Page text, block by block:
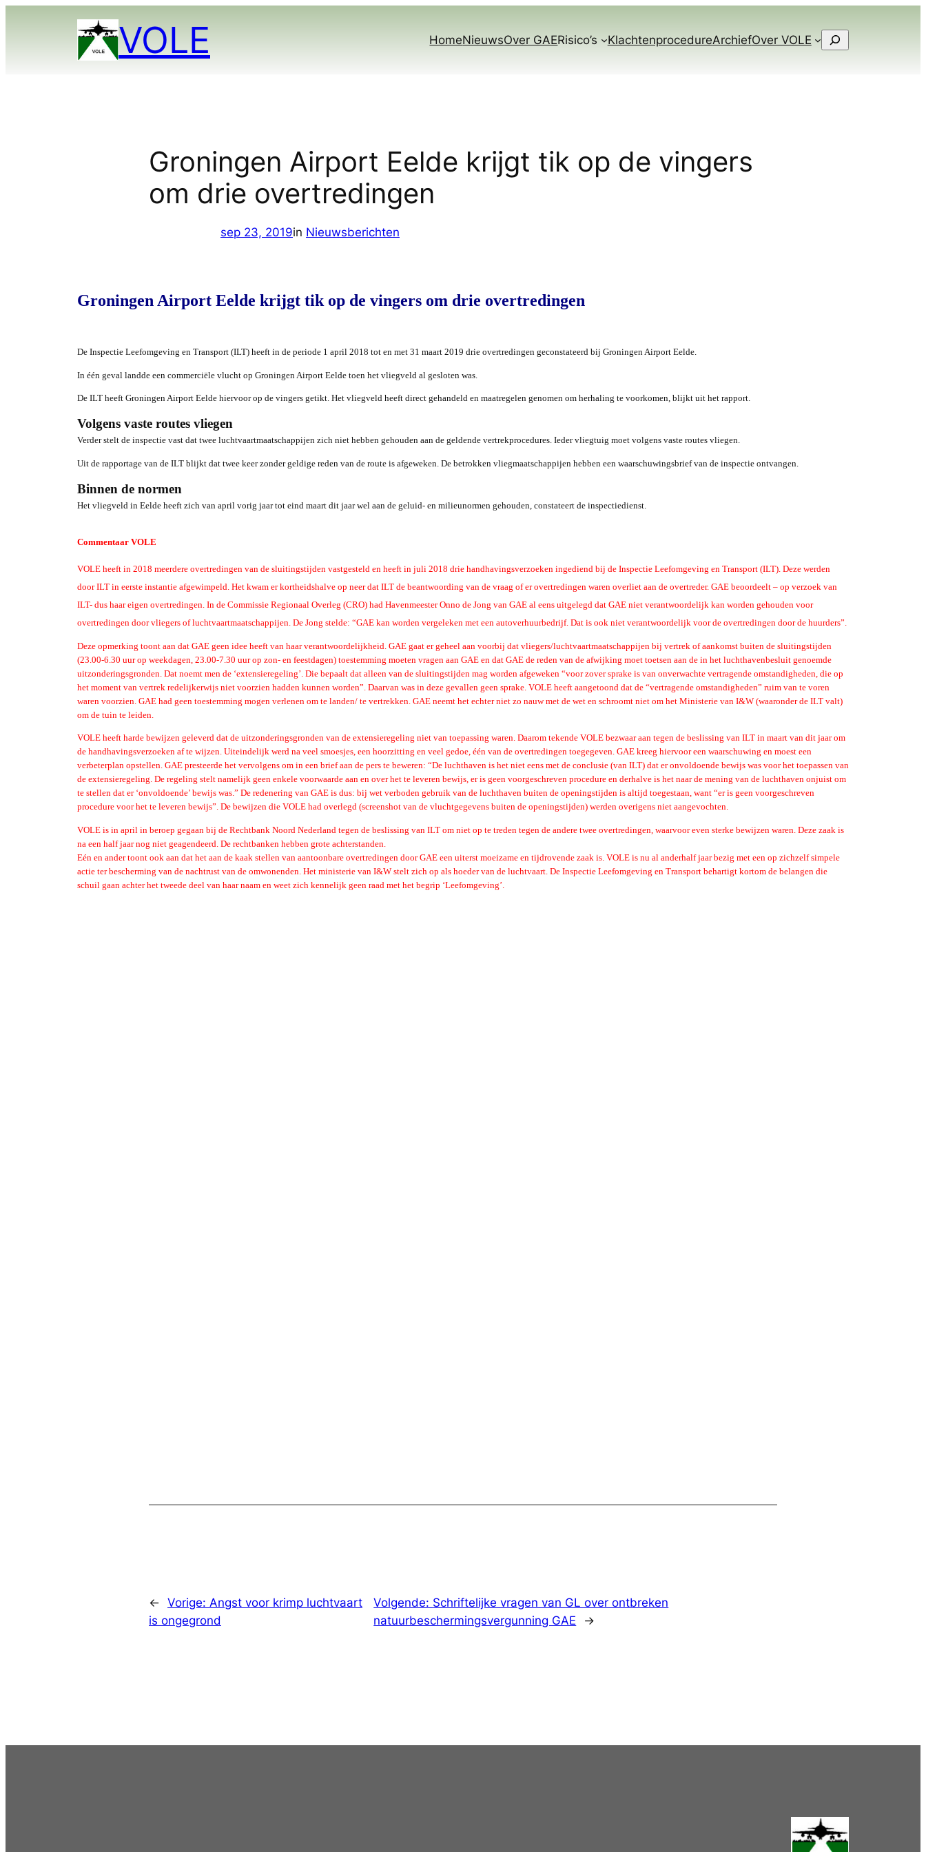
VOLE HomeNieuwsOver GAERisico’s KlachtenprocedureArchiefOver VOLE Zoeken
Groningen Airport Eelde krijgt tik op de vingers
om drie overtredingen
sep 23, 2019in Nieuwsberichten
Groningen Airport Eelde krijgt tik op de vingers om drie overtredingen
De Inspectie Leefomgeving en Transport (ILT) heeft in de periode 1 april 2018 tot en met 31 maart 2019 drie overtredingen geconstateerd bij Groningen Airport Eelde.
In één geval landde een commerciële vlucht op Groningen Airport Eelde toen het vliegveld al gesloten was.
De ILT heeft Groningen Airport Eelde hiervoor op de vingers getikt. Het vliegveld heeft direct gehandeld en maatregelen genomen om herhaling te voorkomen, blijkt uit het rapport.
Volgens vaste routes vliegen
Verder stelt de inspectie vast dat twee luchtvaartmaatschappijen zich niet hebben gehouden aan de geldende vertrekprocedures. Ieder vliegtuig moet volgens vaste routes vliegen.
Uit de rapportage van de ILT blijkt dat twee keer zonder geldige reden van de route is afgeweken. De betrokken vliegmaatschappijen hebben een waarschuwingsbrief van de inspectie ontvangen.
Binnen de normen
Het vliegveld in Eelde heeft zich van april vorig jaar tot eind maart dit jaar wel aan de geluid- en milieunormen gehouden, constateert de inspectiedienst.
Commentaar VOLE
VOLE heeft in 2018 meerdere overtredingen van de sluitingstijden vastgesteld en heeft in juli 2018 drie handhavingsverzoeken ingediend bij de Inspectie Leefomgeving en Transport (ILT). Deze werden
door ILT in eerste instantie afgewimpeld. Het kwam er kortheidshalve op neer dat ILT de beantwoording van de vraag of er overtredingen waren overliet aan de overtreder. GAE beoordeelt – op verzoek van
ILT- dus haar eigen overtredingen. In de Commissie Regionaal Overleg (CRO) had Havenmeester Onno de Jong van GAE al eens uitgelegd dat GAE niet verantwoordelijk kan worden gehouden voor
overtredingen door vliegers of luchtvaartmaatschappijen. De Jong stelde: “GAE kan worden vergeleken met een autoverhuurbedrijf. Dat is ook niet verantwoordelijk voor de overtredingen door de huurders”.
Deze opmerking toont aan dat GAE geen idee heeft van haar verantwoordelijkheid. GAE gaat er geheel aan voorbij dat vliegers/luchtvaartmaatschappijen bij vertrek of aankomst buiten de sluitingstijden
(23.00-6.30 uur op weekdagen, 23.00-7.30 uur op zon- en feestdagen) toestemming moeten vragen aan GAE en dat GAE de reden van de afwijking moet toetsen aan de in het luchthavenbesluit genoemde
uitzonderingsgronden. Dat noemt men de ‘extensieregeling’. Die bepaalt dat alleen van de sluitingstijden mag worden afgeweken “voor zover sprake is van onverwachte vertragende omstandigheden, die op
het moment van vertrek redelijkerwijs niet voorzien hadden kunnen worden”. Daarvan was in deze gevallen geen sprake. VOLE heeft aangetoond dat de “vertragende omstandigheden” ruim van te voren
waren voorzien. GAE had geen toestemming mogen verlenen om te landen/ te vertrekken. GAE neemt het echter niet zo nauw met de wet en schroomt niet om het Ministerie van I&W (waaronder de ILT valt)
om de tuin te leiden.
VOLE heeft harde bewijzen geleverd dat de uitzonderingsgronden van de extensieregeling niet van toepassing waren. Daarom tekende VOLE bezwaar aan tegen de beslissing van ILT in maart van dit jaar om
de handhavingsverzoeken af te wijzen. Uiteindelijk werd na veel smoesjes, een hoorzitting en veel gedoe, één van de overtredingen toegegeven. GAE kreeg hiervoor een waarschuwing en moest een
verbeterplan opstellen. GAE presteerde het vervolgens om in een brief aan de pers te beweren: “De luchthaven is het niet eens met de conclusie (van ILT) dat er onvoldoende bewijs was voor het toepassen van
de extensieregeling. De regeling stelt namelijk geen enkele voorwaarde aan en over het te leveren bewijs, er is geen voorgeschreven procedure en derhalve is het naar de mening van de luchthaven onjuist om
te stellen dat er ‘onvoldoende’ bewijs was.” De redenering van GAE is dus: bij wet verboden gebruik van de luchthaven buiten de openingstijden is altijd toegestaan, want “er is geen voorgeschreven
procedure voor het te leveren bewijs”. De bewijzen die VOLE had overlegd (screenshot van de vluchtgegevens buiten de openingstijden) werden overigens niet aangevochten.
VOLE is in april in beroep gegaan bij de Rechtbank Noord Nederland tegen de beslissing van ILT om niet op te treden tegen de andere twee overtredingen, waarvoor even sterke bewijzen waren. Deze zaak is
na een half jaar nog niet geagendeerd. De rechtbanken hebben grote achterstanden.
Eén en ander toont ook aan dat het aan de kaak stellen van aantoonbare overtredingen door GAE een uiterst moeizame en tijdrovende zaak is. VOLE is nu al anderhalf jaar bezig met een op zichzelf simpele
actie ter bescherming van de nachtrust van de omwonenden. Het ministerie van I&W stelt zich op als hoeder van de luchtvaart. De Inspectie Leefomgeving en Transport behartigt kortom de belangen die
schuil gaan achter het tweede deel van haar naam en weet zich kennelijk geen raad met het begrip ‘Leefomgeving’.
← Vorige: Angst voor krimp luchtvaart
is ongegrond
Volgende: Schriftelijke vragen van GL over ontbreken
natuurbeschermingsvergunning GAE
→